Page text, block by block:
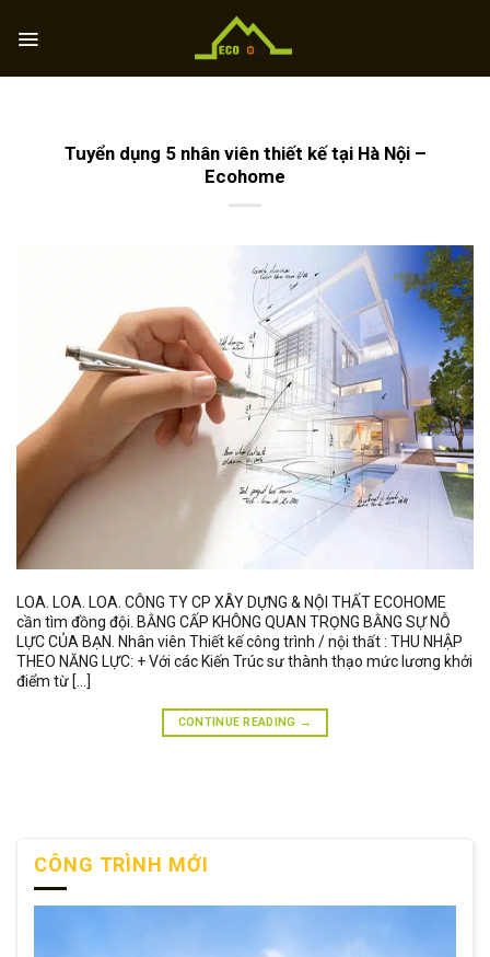
content
Tuyển dụng 5 nhân viên thiết kế tại Hà Nội –
Ecohome
LOA. LOA. LOA. CÔNG TY CP XÂY DỰNG & NỘI THẤT ECOHOME
cần tìm đồng đội. BẰNG CẤP KHÔNG QUAN TRỌNG BẰNG SỰ NỖ
LỰC CỦA BẠN. Nhân viên Thiết kế công trình / nội thất : THU NHẬP
THEO NĂNG LỰC: + Với các Kiến Trúc sư thành thạo mức lương khởi
điểm từ […]
CONTINUE READING →
CÔNG TRÌNH MỚI